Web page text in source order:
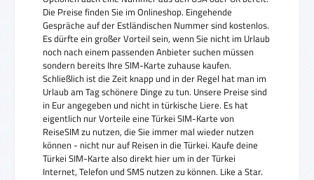
Die Preise finden Sie im Onlineshop. Eingehende
Gespräche auf der Estländischen Nummer sind kostenlos.
Es dürfte ein großer Vorteil sein, wenn Sie nicht im Urlaub
noch nach einem passenden Anbieter suchen müssen
sondern bereits Ihre SIM-Karte zuhause kaufen.
Schließlich ist die Zeit knapp und in der Regel hat man im
Urlaub am Tag schönere Dinge zu tun. Unsere Preise sind
in Eur angegeben und nicht in türkische Liere. Es hat
eigentlich nur Vorteile eine Türkei SIM-Karte von
ReiseSIM zu nutzen, die Sie immer mal wieder nutzen
können - nicht nur auf Reisen in die Türkei. Kaufe deine
Türkei SIM-Karte also direkt hier um in der Türkei
Internet, Telefon und SMS nutzen zu können. Like a Star.